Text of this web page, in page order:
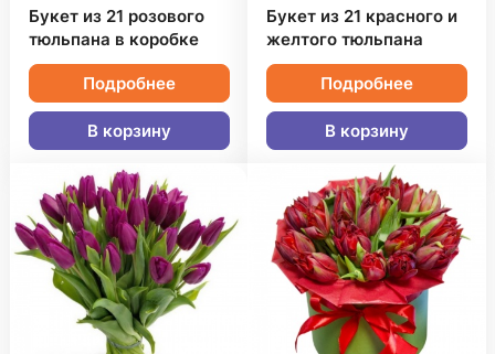
Букет из 21 розового
тюльпана в коробке
Подробнее
В корзину
Букет из 21 красного и
желтого тюльпана
Подробнее
В корзину